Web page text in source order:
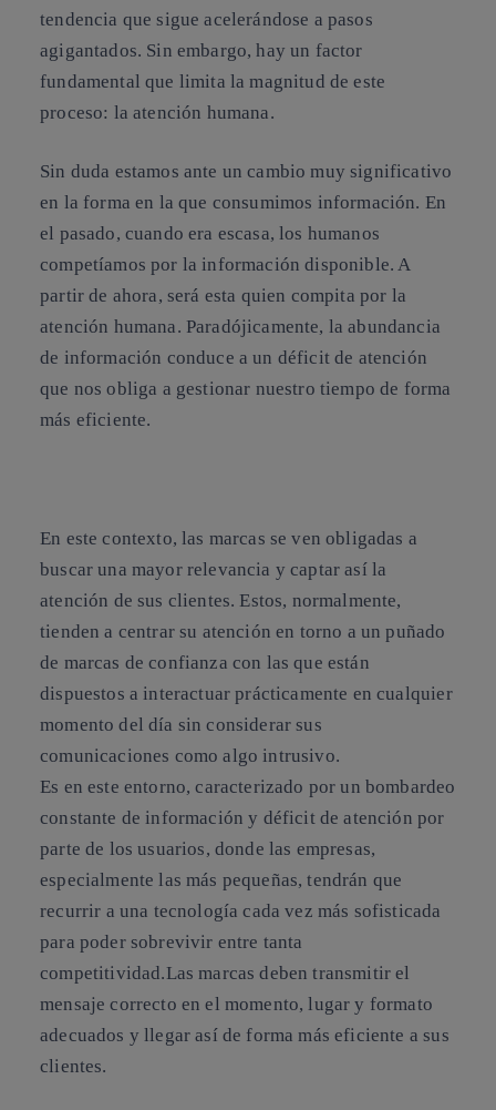
tendencia que sigue acelerándose a pasos
agigantados. Sin embargo, hay un factor
fundamental que limita la magnitud de este
proceso: la atención humana.
Sin duda estamos ante un cambio muy significativo
en la forma en la que consumimos información. En
el pasado, cuando era escasa, los humanos
competíamos por la información disponible. A
partir de ahora, será esta quien compita por la
atención humana. Paradójicamente, la abundancia
de información conduce a un déficit de atención
que nos obliga a gestionar nuestro tiempo de forma
más eficiente.
En este contexto, las marcas se ven obligadas a
buscar una mayor relevancia y captar así la
atención de sus clientes. Estos, normalmente,
tienden a centrar su atención en torno a un puñado
de marcas de confianza con las que están
dispuestos a interactuar prácticamente en cualquier
momento del día sin considerar sus
comunicaciones como algo intrusivo.
Es en este entorno, caracterizado por un bombardeo
constante de información y déficit de atención por
parte de los usuarios, donde las empresas,
especialmente las más pequeñas, tendrán que
recurrir a una tecnología cada vez más sofisticada
para poder sobrevivir entre tanta
competitividad.Las marcas deben transmitir el
mensaje correcto en el momento, lugar y formato
adecuados y llegar así de forma más eficiente a sus
clientes.